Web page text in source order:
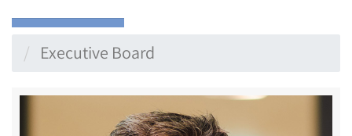
Executive Board